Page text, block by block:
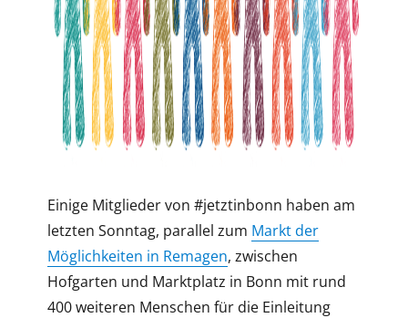
Einige Mitglieder von #jetztinbonn haben am
letzten Sonntag, parallel zum Markt der
Möglichkeiten in Remagen, zwischen
Hofgarten und Marktplatz in Bonn mit rund
400 weiteren Menschen für die Einleitung